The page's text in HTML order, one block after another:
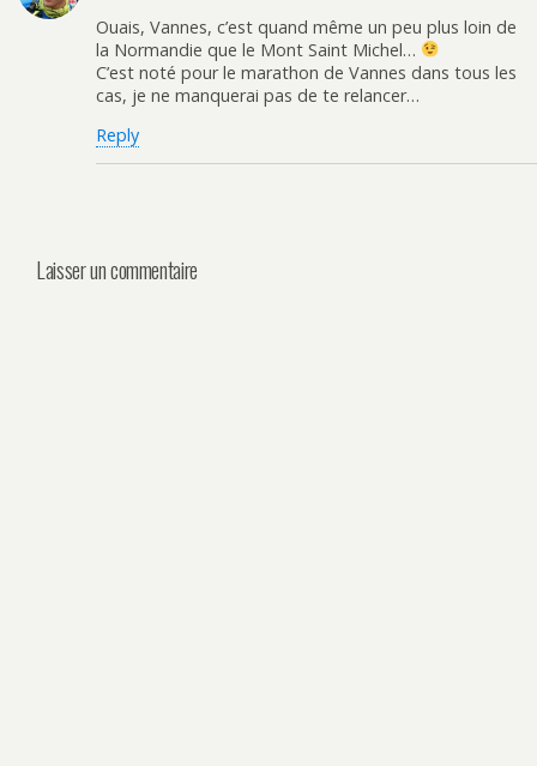
Ouais, Vannes, c’est quand même un peu plus loin de
la Normandie que le Mont Saint Michel…
C’est noté pour le marathon de Vannes dans tous les
cas, je ne manquerai pas de te relancer…
Reply
Laisser un commentaire